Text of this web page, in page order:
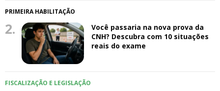
PRIMEIRA HABILITAÇÃO
2.
Você passaria na nova prova da
CNH? Descubra com 10 situações
reais do exame
FISCALIZAÇÃO E LEGISLAÇÃO